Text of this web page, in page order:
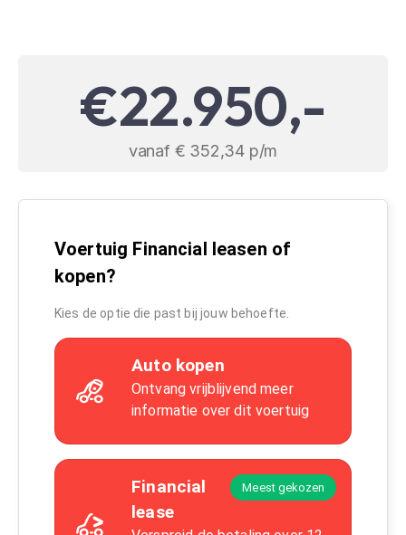
€22.950,-
vanaf € 352,34 p/m